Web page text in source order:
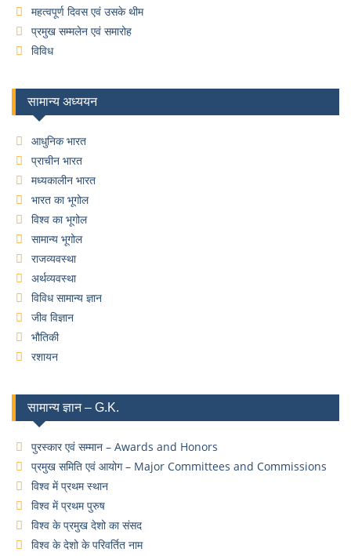
महत्वपूर्ण दिवस एवं उसके थीम
प्रमुख सम्मलेन एवं समारोह
विविध
सामान्य अध्ययन
आधुनिक भारत
प्राचीन भारत
मध्यकालीन भारत
भारत का भूगोल
विश्व का भूगोल
सामान्य भूगोल
राजव्यवस्था
अर्थव्यवस्था
विविध सामान्य ज्ञान
जीव विज्ञान
भौतिकी
रशायन
सामान्य ज्ञान – G.K.
पुरस्कार एवं सम्मान – Awards and Honors
प्रमुख समिति एवं आयोग – Major Committees and Commissions
विश्व में प्रथम स्थान
विश्व में प्रथम पुरुष
विश्व के प्रमुख देशो का संसद
विश्व के देशो के परिवर्तित नाम